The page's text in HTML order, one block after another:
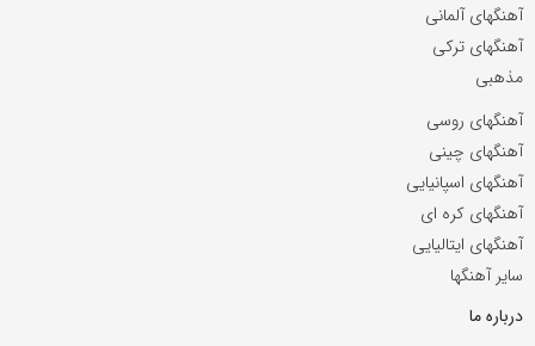
آهنگهای آلمانی
آهنگهای ترکی
مذهبی
آهنگهای روسی
آهنگهای چینی
آهنگهای اسپانیایی
آهنگهای کره ای
آهنگهای ایتالیایی
سایر آهنگها
درباره ما